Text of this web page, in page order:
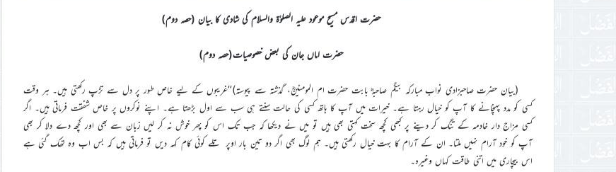
حضرت اقدس مسیح موعود علیہ الصلوٰۃ والسلام کی شادی کا بیان (حصہ دوم)
حضرت اماں جان کی بعض خصوصیات(حصہ دوم)
(بیان حضرت صاحبزادی نواب مبارکہ بیگم صاحبہؓ بابت حضرت ام المومنینؓ، گذشتہ سے پیوستہ)’’غریبوں کے لیے خاص طور پر دل سے تڑپ رکھتی ہیں۔ ہر وقت
کسی کو مدد پہنچانے کا آپ کو خیال رہتا ہے۔ خیرات میں آپ کا ہاتھ کسی کی حالت سنتے ہی سب سے اول بڑھتا ہے۔ اپنے نوکروں پر خاص شفقت فرماتی ہیں۔ اگر
کسی مزاج دار خادمہ کے تنگ کر دینے پر کبھی کچھ سخت کہتی بھی ہیں تو میں نے دیکھا کہ جب تک اس کو پھر خوش نہ کر لیں زبان سے بھی اور کچھ دے دلا کر بھی
آپ کو خود آرام نہیں ملتا۔ ان کے آرام کا بہت خیال رکھتی ہیں۔ ہم لوگ بھی اگر دو تین بار اوپر تلے کوئی کام کہہ دیں تو فرماتی ہیں کہ بس اب وہ تھک گئی ہے
اس بیچاری میں اتنی طاقت کہاں وغیرہ۔